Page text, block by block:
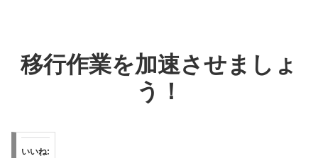
移行作業を加速させましょ
う！
いいね: